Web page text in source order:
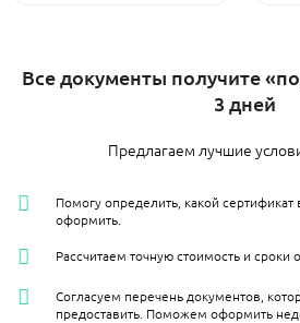
Все документы получите
3 дней
Предлагаем лучшие
Помогу определить, какой
оформить.
Рассчитаем точную стоимость и сроки
Согласуем перечень документов,
предоставить. Поможем оформить